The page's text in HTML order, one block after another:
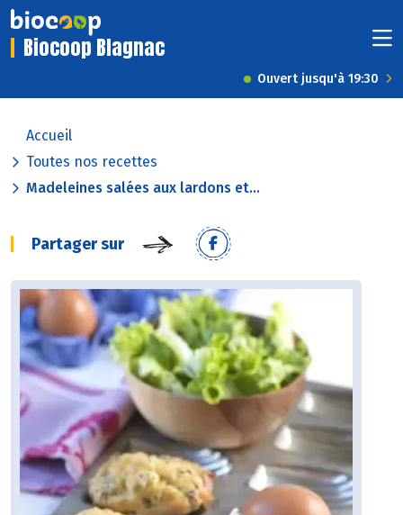
Biocoop Blagnac
Ouvert jusqu'à 19:30
Accueil
Toutes nos recettes
Madeleines salées aux lardons et...
Partager sur